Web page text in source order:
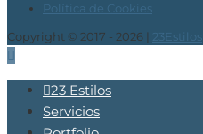
Política de Cookies
Copyright © 2017 - 2026 | 23Estilos
23 Estilos
Servicios